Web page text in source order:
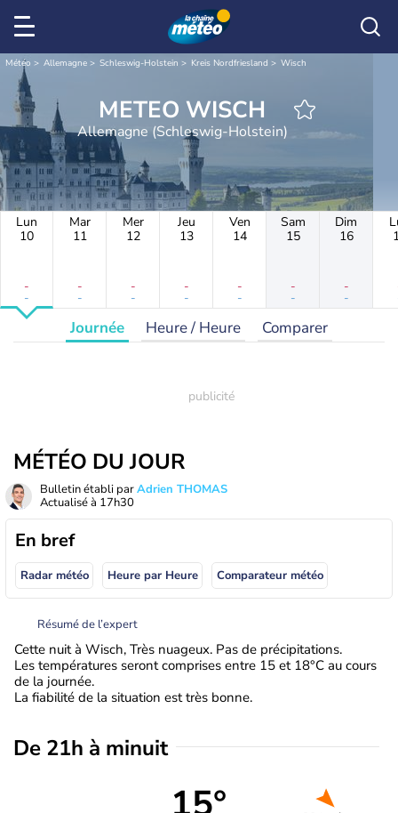
Météo Allemagne Schleswig-Holstein Kreis Nordfriesland Wisch
METEO WISCH
Allemagne (Schleswig-Holstein)
Lun
10
-
-
Mar
11
-
-
Mer
12
-
-
Jeu
13
-
-
Ven
14
-
-
Sam
15
-
-
Dim
16
-
-
Journée Heure / Heure Comparer
MÉTÉO DU JOUR
Bulletin établi parAdrien THOMAS
Actualisé à 17h30
En bref
Radar météo Heure par Heure Comparateur météo
Résumé de l’expert
Cette nuit à Wisch, Très nuageux. Pas de précipitations.
Les températures seront comprises entre 15 et 18°C au cours
de la journée.
La fiabilité de la situation est très bonne.
De 21h à minuit